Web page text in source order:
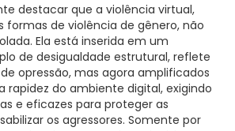
destacar que a violência virtual,
formas de violência de gênero, não
Ela está inserida em um
de desigualdade estrutural, reflete
opressão, mas agora amplificados
rapidez do ambiente digital, exigindo
e eficazes para proteger as
os agressores. Somente por